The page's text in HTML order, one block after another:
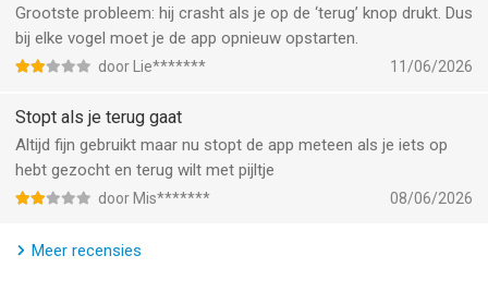
Grootste probleem: hij crasht als je op de ‘terug’ knop drukt. Dus
bij elke vogel moet je de app opnieuw opstarten.
door Lie******* 11/06/2026
Stopt als je terug gaat
Altijd fijn gebruikt maar nu stopt de app meteen als je iets op
hebt gezocht en terug wilt met pijltje
door Mis******* 08/06/2026
Meer recensies